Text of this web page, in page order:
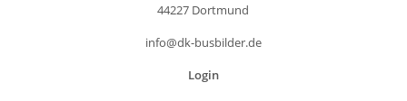
44227 Dortmund
info@dk-busbilder.de
Login